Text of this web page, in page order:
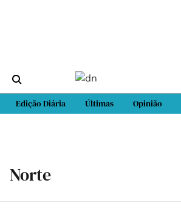
Edição Diária Últimas Opinião
Norte